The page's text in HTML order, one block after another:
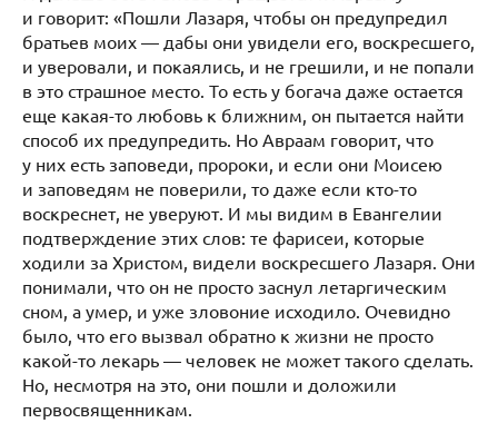
и говорит: «Пошли Лазаря, чтобы он предупредил
братьев моих — дабы они увидели его, воскресшего,
и уверовали, и покаялись, и не грешили, и не попали
в это страшное место. То есть у богача даже остается
еще какая-то любовь к ближним, он пытается найти
способ их предупредить. Но Авраам говорит, что
у них есть заповеди, пророки, и если они Моисею
и заповедям не поверили, то даже если кто-то
воскреснет, не уверуют. И мы видим в Евангелии
подтверждение этих слов: те фарисеи, которые
ходили за Христом, видели воскресшего Лазаря. Они
понимали, что он не просто заснул летаргическим
сном, а умер, и уже зловоние исходило. Очевидно
было, что его вызвал обратно к жизни не просто
какой-то лекарь — человек не может такого сделать.
Но, несмотря на это, они пошли и доложили
первосвященникам.